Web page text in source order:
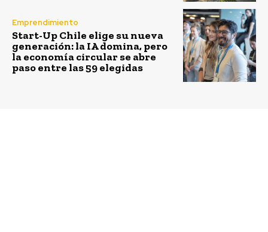
Emprendimiento
Start-Up Chile elige su nueva
generación: la IA domina, pero
la economía circular se abre
paso entre las 59 elegidas